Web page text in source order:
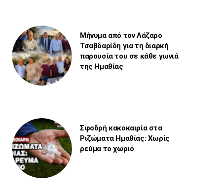
Μήνυμα από τον Λάζαρο
Τσαβδαρίδη για τη διαρκή
παρουσία του σε κάθε γωνιά
της Ημαθίας
Σφοδρή κακοκαιρία στα
Ριζώματα Ημαθίας: Χωρίς
ρεύμα το χωριό